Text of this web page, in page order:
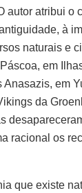
autor atribui o
à
naturais e
em
Anasazis, em
da
racional os
que existe